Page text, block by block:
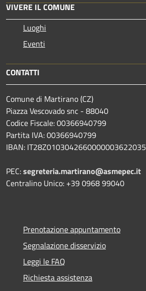
VIVERE IL COMUNE
Luoghi
Eventi
CONTATTI
Comune di Martirano (CZ)
Piazza Vescovado snc - 88040
Codice Fiscale: 00366940799
Partita IVA: 00366940799
IBAN: IT28Z0103042660000003622035
PEC:segreteria.martirano@asmepec.it
Centralino Unico: +39 0968 99040
Prenotazione appuntamento
Segnalazione disservizio
Leggi le FAQ
Richiesta assistenza